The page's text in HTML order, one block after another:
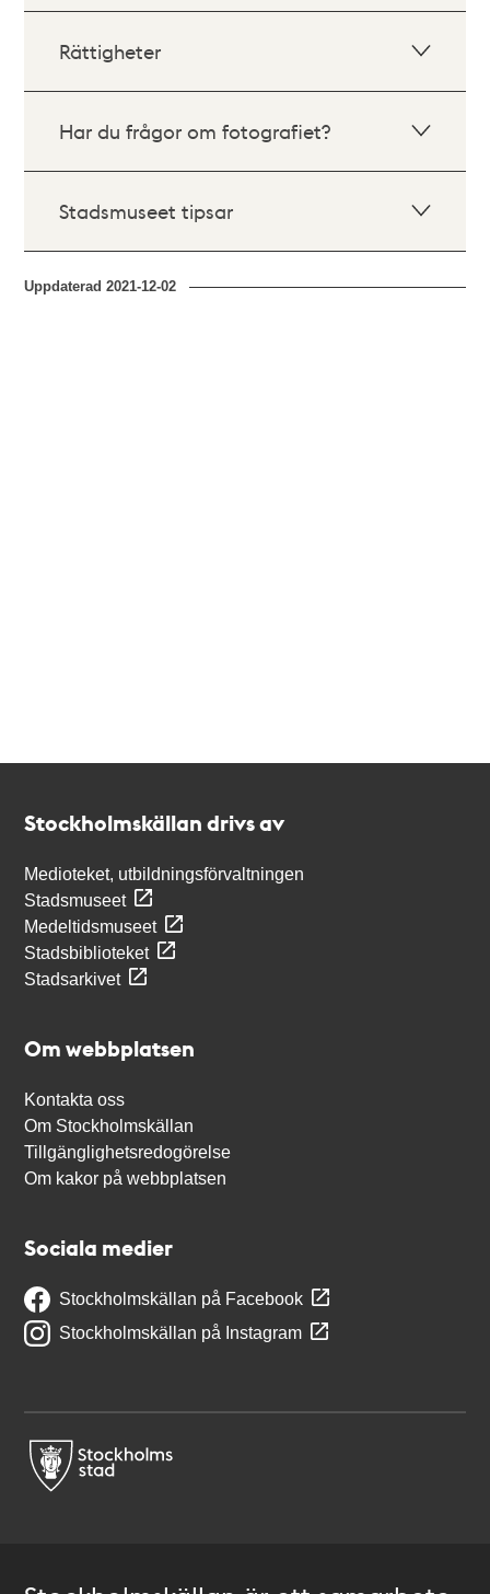
Rättigheter
Har du frågor om fotografiet?
Stadsmuseet tipsar
Uppdaterad2021-12-02
Stockholmskällan drivs av
Medioteket, utbildningsförvaltningen
Stadsmuseet
Medeltidsmuseet
Stadsbiblioteket
Stadsarkivet
Om webbplatsen
Kontakta oss
Om Stockholmskällan
Tillgänglighetsredogörelse
Om kakor på webbplatsen
Sociala medier
Stockholmskällan på Facebook
Stockholmskällan på Instagram